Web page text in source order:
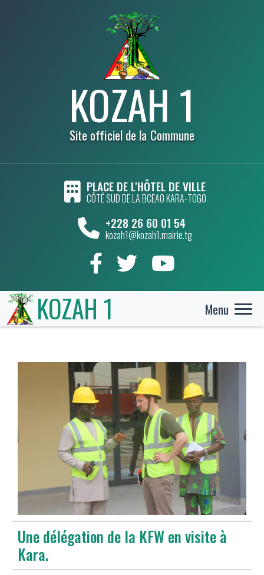
KOZAH 1
Site officiel de la Commune
PLACE DE L'HÔTEL DE VILLE
CÔTÉ SUD DE LA BCEAO KARA-TOGO
+228 26 60 01 54
kozah1@kozah1.mairie.tg
Menu
KOZAH 1
Une délégation de la KFW en visite à
Kara.